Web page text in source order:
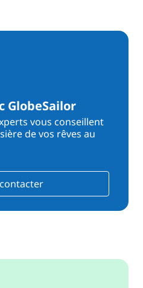
GlobeSailor
vous conseillent
de vos rêves au